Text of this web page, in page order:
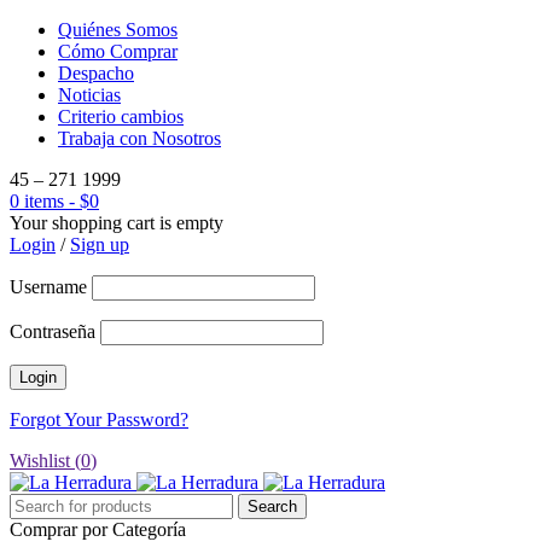
Quiénes Somos
Cómo Comprar
Despacho
Noticias
Criterio cambios
Trabaja con Nosotros
45 – 271 1999
0 items - $0
Your shopping cart is empty
Login / Sign up
Username
Contraseña
Forgot Your Password?
Wishlist (0)
Comprar por Categoría